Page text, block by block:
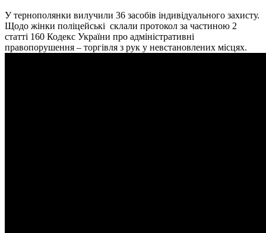
У тернополянки вилучили 36 засобів індивідуального захисту.
Щодо жінки поліцейські склали протокол за частиною 2
статті 160 Кодекс України про адміністративні
правопорушення – торгівля з рук у невстановлених місцях.